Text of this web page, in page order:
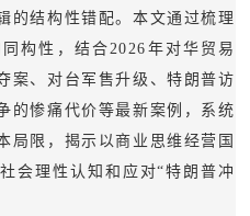
的结构性错配。本文通过梳理
构性，结合2026年对华贸易
案、对台军售升级、特朗普访
的惨痛代价等最新案例，系统
局限，揭示以商业思维经营国
会理性认知和应对“特朗普冲